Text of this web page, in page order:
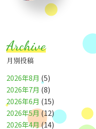
Archive
月別投稿
2026年8月 (5)
2026年7月 (8)
2026年6月 (15)
2026年5月(12)
2026年4月 (14)